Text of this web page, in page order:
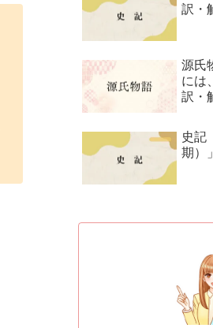
訳・
源氏
には
訳・
史記
期）